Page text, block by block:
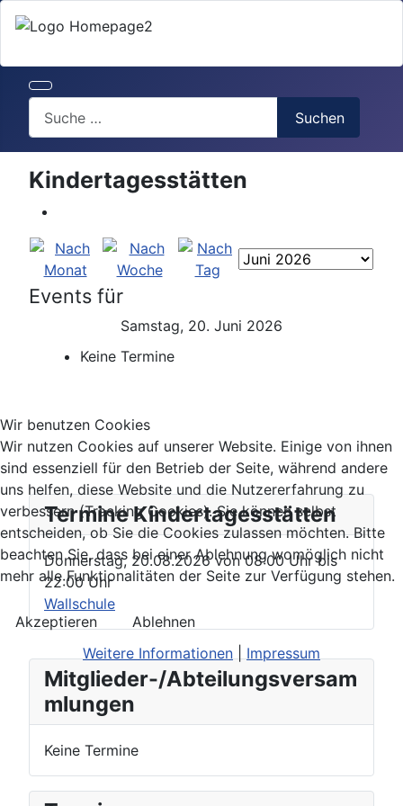
Suchen
Mitglieder-/Abteilungsversam
mlungen
Keine Termine
Kindertagesstätten
Events für
Samstag, 20. Juni 2026
Keine Termine
Termine Kindertagesstätten
Donnerstag, 20.08.2026von08:00 Uhrbis
22:00 Uhr
Wallschule
Wir benutzen Cookies
Wir nutzen Cookies auf unserer Website. Einige von ihnen
sind essenziell für den Betrieb der Seite, während andere
uns helfen, diese Website und die Nutzererfahrung zu
verbessern (Tracking Cookies). Sie können selbst
entscheiden, ob Sie die Cookies zulassen möchten. Bitte
beachten Sie, dass bei einer Ablehnung womöglich nicht
mehr alle Funktionalitäten der Seite zur Verfügung stehen.
Akzeptieren
Ablehnen
Weitere Informationen
Impressum